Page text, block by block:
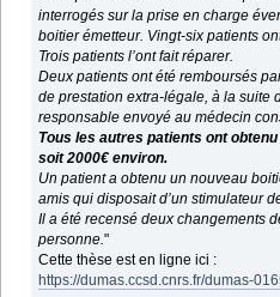
interrogés sur la prise en charge
boitier émetteur. Vingt-six patients
Trois patients l’ont fait réparer.
Deux patients ont été remboursés
de prestation extra-légale, à la suite
responsable envoyé au médecin
Tous les autres patients ont
soit 2000€ environ.
Un patient a obtenu un nouveau
amis qui disposait d’un stimulateur
Il a été recensé deux changements
personne."
Cette thèse est en ligne ici :
https://dumas.ccsd.cnrs.fr/dumas-